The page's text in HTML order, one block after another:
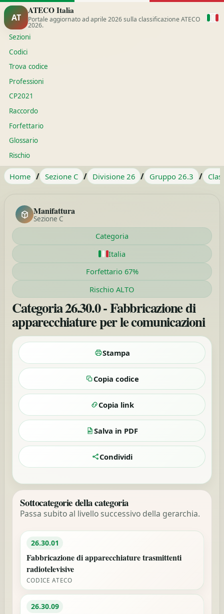
AT
ATECO Italia
Portale aggiornato ad aprile 2026 sulla classificazione ATECO
2026.
Sezioni
Codici
Trova codice
Professioni
CP2021
Raccordo
Forfettario
Glossario
Rischio
Home / Sezione C / Divisione 26 / Gruppo 26.3 /
Manifattura
Sezione C
Categoria
Italia
Forfettario 67%
Rischio ALTO
Categoria 26.30.0 - Fabbricazione di
apparecchiature per le comunicazioni
Stampa
Copia codice
Copia link
Salva in PDF
Condividi
Sottocategorie della categoria
Passa subito al livello successivo della gerarchia.
26.30.01
Fabbricazione di apparecchiature trasmittenti
radiotelevisive
CODICE ATECO
26.30.09